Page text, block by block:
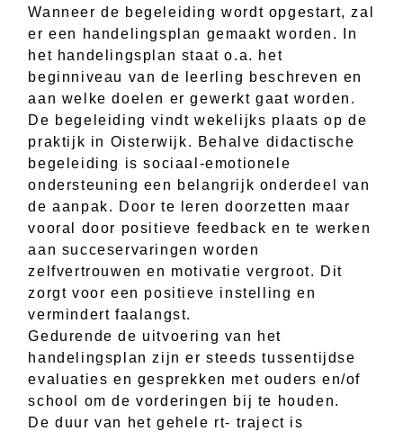
Wanneer de begeleiding wordt opgestart, zal
er een handelingsplan gemaakt worden. In
het handelingsplan staat o.a. het
beginniveau van de leerling beschreven en
aan welke doelen er gewerkt gaat worden.
De begeleiding vindt wekelijks plaats op de
praktijk in Oisterwijk. Behalve didactische
begeleiding is sociaal-emotionele
ondersteuning een belangrijk onderdeel van
de aanpak. Door te leren doorzetten maar
vooral door positieve feedback en te werken
aan succeservaringen worden
zelfvertrouwen en motivatie vergroot. Dit
zorgt voor een positieve instelling en
vermindert faalangst.
Gedurende de uitvoering van het
handelingsplan zijn er steeds tussentijdse
evaluaties en gesprekken met ouders en/of
school om de vorderingen bij te houden.
De duur van het gehele rt- traject is